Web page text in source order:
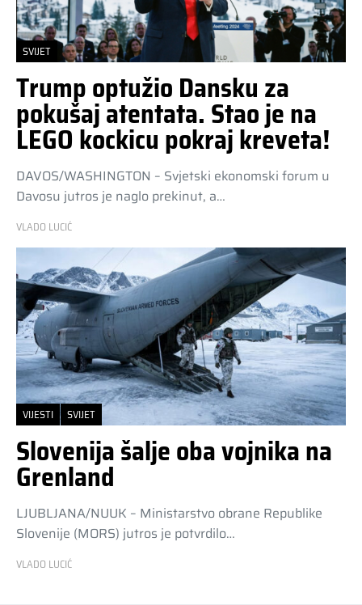
SVIJET
Trump optužio Dansku za
pokušaj atentata. Stao je na
LEGO kockicu pokraj kreveta!
DAVOS/WASHINGTON – Svjetski ekonomski forum u
Davosu jutros je naglo prekinut, a…
VLADO LUCIĆ
VIJESTI SVIJET
Slovenija šalje oba vojnika na
Grenland
LJUBLJANA/NUUK – Ministarstvo obrane Republike
Slovenije (MORS) jutros je potvrdilo…
VLADO LUCIĆ